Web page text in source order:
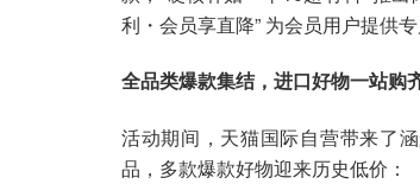
利・会员享直降” 为会员用户提供
全品类爆款集结，进口好物一站购
活动期间，天猫国际自营带来了
品，多款爆款好物迎来历史低价：